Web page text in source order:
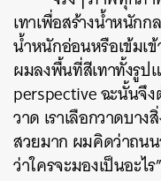
เทาเพื่อสร้างน้ำหนักก
น้ำหนักอ่อนหรือเข้มเข้
ผมลงพื้นที่สีเทาทั้งรูป
perspective ฉะนั้นจึ
วาด เราเลือกวาดบา
สวยมาก ผมคิดว่าถน
ว่าใครจะมองเป็นอะไร”